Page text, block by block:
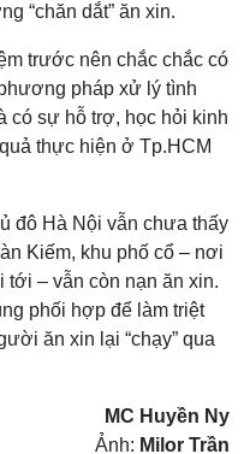
“chăn dắt” ăn xin.
trước nên chắc chắc có
pháp xử lý tình
có sự hỗ trợ, học hỏi kinh
thực hiện ở Tp.HCM
đô Hà Nội vẫn chưa thấy
Kiếm, khu phố cổ – nơi
tới – vẫn còn nạn ăn xin.
phối hợp để làm triệt
ăn xin lại “chạy” qua
MC Huyền Ny
Ảnh: Milor Trần